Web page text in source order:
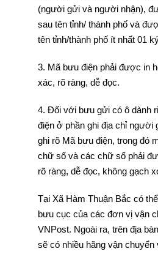
(người gửi và người nhận),
sau tên tỉnh/ thành phố và
tên tỉnh/thành phố ít nhất 01
3. Mã bưu điện phải được in
xác, rõ ràng, dễ đọc.
4. Đối với bưu gửi có ô dành
điện ở phần ghi địa chỉ người
ghi rõ Mã bưu điện, trong đó
chữ số và các chữ số phải
rõ ràng, dễ đọc, không gạch
Tại Xã Hàm Thuận Bắc có
bưu cục của các đơn vị vận
VNPost. Ngoài ra, trên địa
sẽ có nhiều hãng vận